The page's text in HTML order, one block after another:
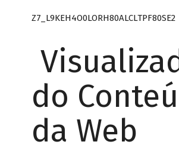
Z7_L9KEH4O0LORH80ALCLTPF80SE2
do
da Web